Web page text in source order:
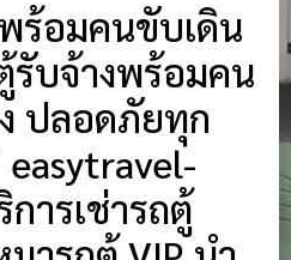
ร้อมคนขับเดิน
บจ้างพร้อมคน
ปลอดภัยทุก
easytravel-
ารเช่ารถตู้